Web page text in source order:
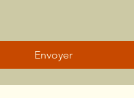
Envoyer